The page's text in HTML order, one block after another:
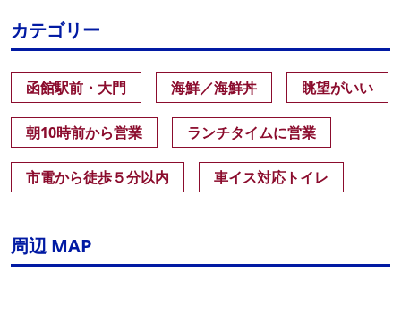
カテゴリー
函館駅前・大門 海鮮／海鮮丼 眺望がいい
朝10時前から営業 ランチタイムに営業
市電から徒歩５分以内 車イス対応トイレ
周辺 MAP